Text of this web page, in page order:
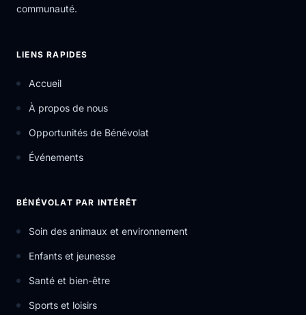
communauté.
LIENS RAPIDES
Accueil
À propos de nous
Opportunités de Bénévolat
Événements
BÉNÉVOLAT PAR INTÉRÊT
Soin des animaux et environnement
Enfants et jeunesse
Santé et bien-être
Sports et loisirs